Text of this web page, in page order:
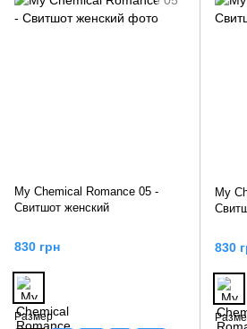
My Chemical Romance 05 -
Свитшот женский
830 грн
Размер
My
830